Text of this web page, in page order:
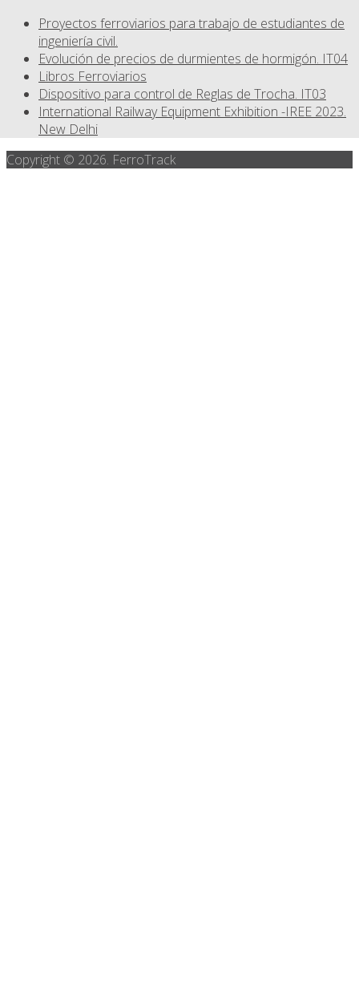
Proyectos ferroviarios para trabajo de estudiantes de
ingeniería civil.
Evolución de precios de durmientes de hormigón. IT04
Libros Ferroviarios
Dispositivo para control de Reglas de Trocha. IT03
International Railway Equipment Exhibition -IREE 2023.
New Delhi
Copyright © 2026. FerroTrack